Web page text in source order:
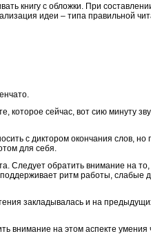
книгу с обложки. При
идеи – типа правильной
сейчас, вот сию минуту
с диктором окончания слов,
для себя.
Следует обратить внимание на
ритм работы,
закладывалась и на
внимание на этом аспекте